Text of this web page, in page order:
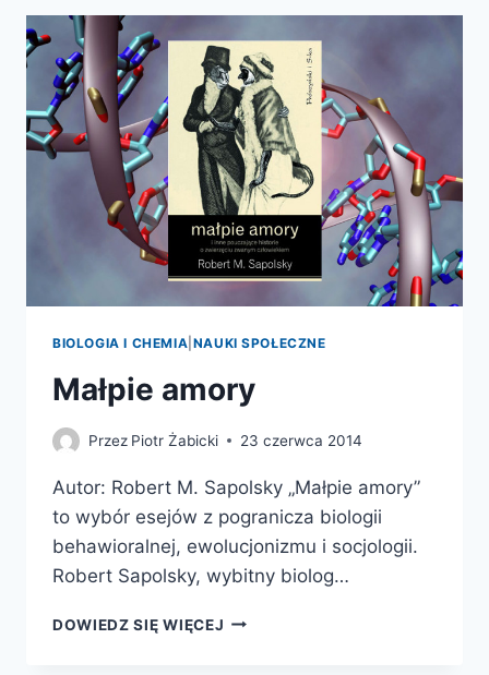
TYM,
ŻE
„CZŁOWIEK
NIE
JEST
TYM,
KIM
SIĘ
WYDAJE”
BIOLOGIA I CHEMIA NAUKI SPOŁECZNE
Małpie amory
Przez Piotr Żabicki 23 czerwca 2014
Autor: Robert M. Sapolsky „Małpie amory”
to wybór esejów z pogranicza biologii
behawioralnej, ewolucjonizmu i socjologii.
Robert Sapolsky, wybitny biolog…
DOWIEDZ SIĘ WIĘCEJ MAŁPIE